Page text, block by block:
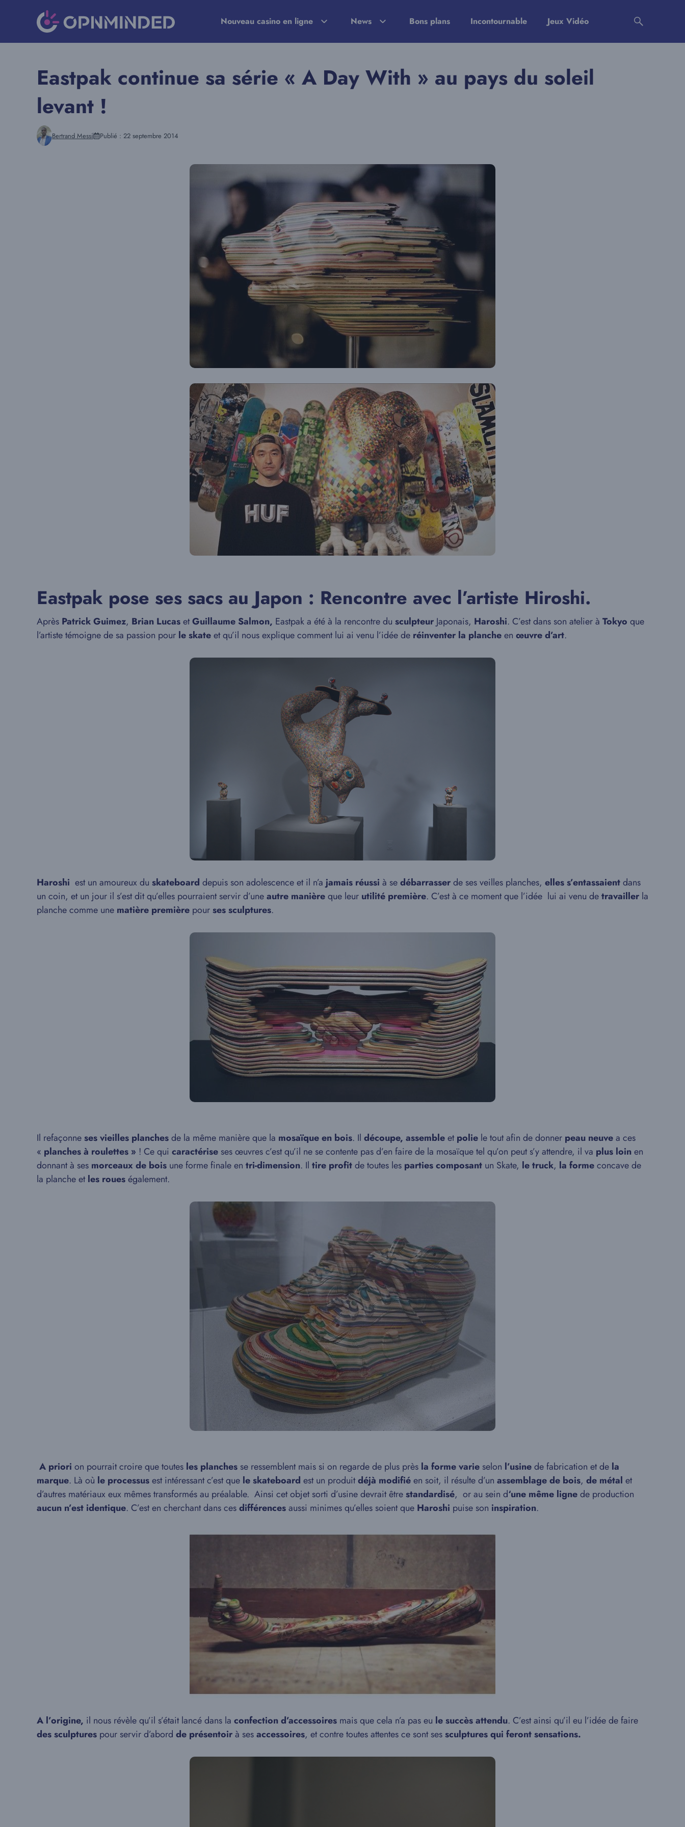
Nouveau casino en ligne News Bons plans Incontournable Jeux Vidéo
Eastpak continue sa série « A Day With » au pays du soleil
levant !
Bertrand Messi Publié : 22 septembre 2014
Eastpak pose ses sacs au Japon : Rencontre avec l’artiste Hiroshi.
Après Patrick Guimez, Brian LucasetGuillaume Salmon, Eastpak a été à la rencontre du sculpteur Japonais, Haroshi. C’est dans son atelier à Tokyo que
l’artiste témoigne de sa passion pour le skateet qu’il nous explique comment lui ai venu l’idée de réinventer la plancheen œuvre d’art.
Haroshi est un amoureux du skateboard depuis son adolescence et il n’a jamais réussi à sedébarrasserde ses veilles planches, elles s’entassaientdans
un coin, et un jour il s’est dit qu’elles pourraient servir d’uneautre manièreque leur utilité première. C’est à ce moment que l’idée lui ai venu detravailler la
planche comme une matière première pourses sculptures.
Il refaçonneses vieilles planchesde la même manière que la mosaïque en bois. Il découpe, assembleetpolie le tout afin de donner peau neuvea ces
« planches à roulettes » ! Ce qui caractérise ses œuvres c’est qu’il ne se contente pas d’en faire de la mosaïque tel qu’on peut s’y attendre, il va plus loinen
donnant à ses morceaux de bois une forme finale en tri-dimension. Il tire profitde toutes les parties composant un Skate, le truck, la formeconcave de
la planche etles roueségalement.
A priori on pourrait croire que toutes les planches se ressemblent mais si on regarde de plus près la forme varie selon l’usinede fabrication et de la
marque. Là où le processusest intéressant c’est que le skateboard est un produitdéjà modifiéen soit, il résulte d’un assemblage de bois, de métal et
d’autres matériaux eux mêmes transformés au préalable. Ainsi cet objet sorti d’usine devrait êtrestandardisé, or au sein d‘une même lignede production
aucun n’est identique. C’est en cherchant dans cesdifférencesaussi minimes qu’elles soient que Haroshi puise son inspiration.
A l’origine, il nous révèle qu’il s’était lancé dans la confection d’accessoires mais que cela n’a pas eu le succès attendu. C’est ainsi qu’il eu l’idée de faire
des sculptures pour servir d’abord de présentoirà sesaccessoires, et contre toutes attentes ce sont sessculptures qui feront sensations.